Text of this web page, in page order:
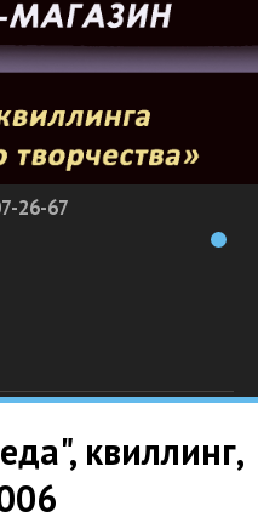
26-67
квиллинг,